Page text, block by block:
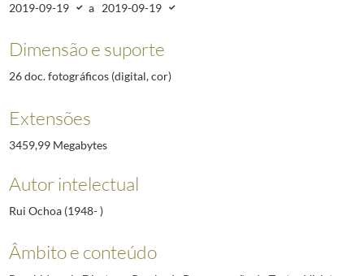
2019-09-19 a 2019-09-19
Dimensão e suporte
26 doc. fotográficos (digital, cor)
Extensões
3459,99 Megabytes
Autor intelectual
Rui Ochoa (1948- )
Âmbito e conteúdo